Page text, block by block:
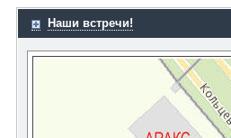
Наши встречи!